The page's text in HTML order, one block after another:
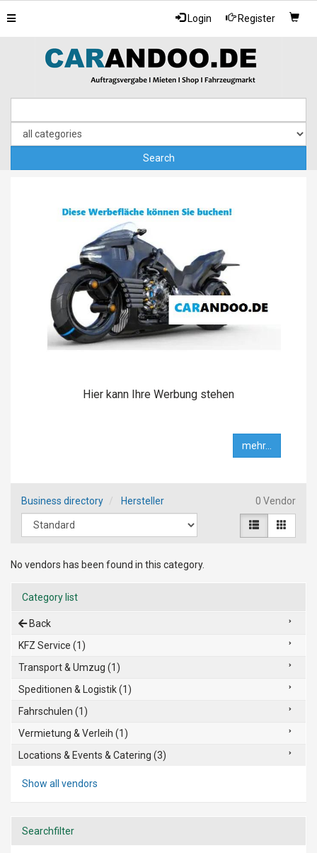
Login Register
Toggle
navigation
Hier kann Ihre Werbung stehen
mehr...
Business directory Hersteller 0 Vendor
No vendors has been found in this category.
Category list
Back
KFZ Service (1)
Transport & Umzug (1)
Speditionen & Logistik (1)
Fahrschulen (1)
Vermietung & Verleih (1)
Locations & Events & Catering (3)
Show all vendors
Searchfilter